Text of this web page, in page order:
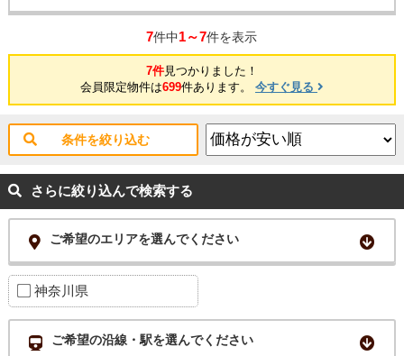
7件中1～7件を表示
7件見つかりました！
会員限定物件は699件あります。 今すぐ見る
条件を絞り込む
さらに絞り込んで検索する
ご希望のエリアを選んでください
神奈川県
ご希望の沿線・駅を選んでください